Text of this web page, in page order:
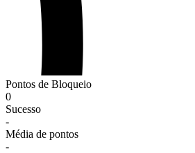
Pontos de Bloqueio
0
Sucesso
-
Média de pontos
-